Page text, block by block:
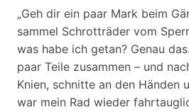
„Geh dir ein paar Mark beim
sammel Schrotträder vom
was habe ich getan? Genau
paar Teile zusammen – und
Knien, schnitte an den Händen
war mein Rad wieder